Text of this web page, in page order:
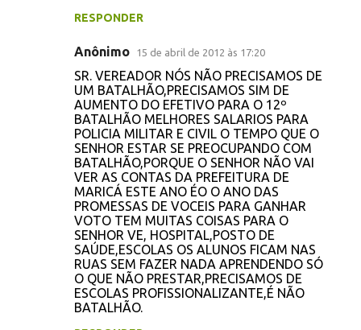
RESPONDER
Anônimo 15 de abril de 2012 às 17:20
SR. VEREADOR NÓS NÃO PRECISAMOS DE
UM BATALHÃO,PRECISAMOS SIM DE
AUMENTO DO EFETIVO PARA O 12º
BATALHÃO MELHORES SALARIOS PARA
POLICIA MILITAR E CIVIL O TEMPO QUE O
SENHOR ESTAR SE PREOCUPANDO COM
BATALHÃO,PORQUE O SENHOR NÃO VAI
VER AS CONTAS DA PREFEITURA DE
MARICÁ ESTE ANO ÉO O ANO DAS
PROMESSAS DE VOCEIS PARA GANHAR
VOTO TEM MUITAS COISAS PARA O
SENHOR VE, HOSPITAL,POSTO DE
SAÚDE,ESCOLAS OS ALUNOS FICAM NAS
RUAS SEM FAZER NADA APRENDENDO SÓ
O QUE NÃO PRESTAR,PRECISAMOS DE
ESCOLAS PROFISSIONALIZANTE,É NÃO
BATALHÃO.